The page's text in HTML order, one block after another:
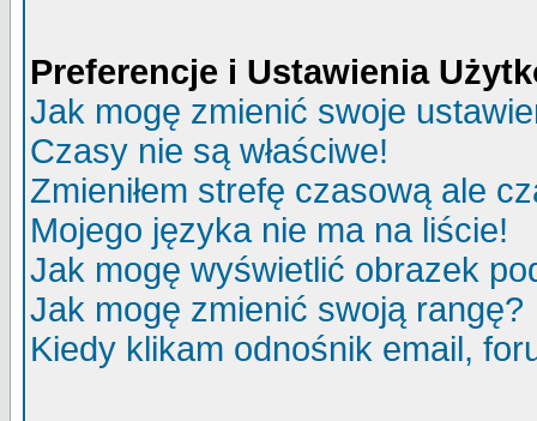
Preferencje i Ustawienia
Jak mogę zmienić swoje
Czasy nie są właściwe!
Zmieniłem strefę czasową ale
Mojego języka nie ma na liście!
Jak mogę wyświetlić obrazek
Jak mogę zmienić swoją rangę?
Kiedy klikam odnośnik email,